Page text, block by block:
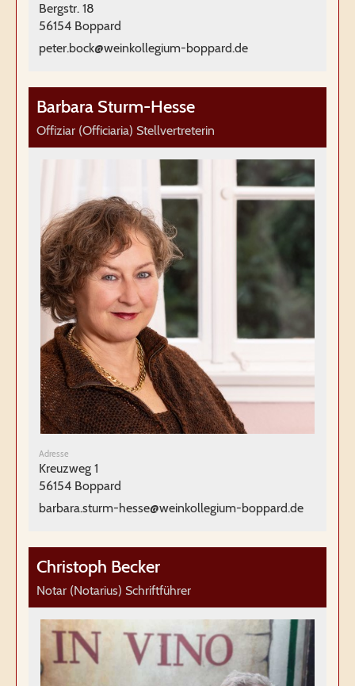
Bergstr. 18
56154 Boppard
peter.bock@weinkollegium-boppard.de
Barbara Sturm-Hesse
Offiziar (Officiaria) Stellvertreterin
Adresse
Kreuzweg 1
56154 Boppard
barbara.sturm-hesse@weinkollegium-boppard.de
Christoph Becker
Notar (Notarius) Schriftführer